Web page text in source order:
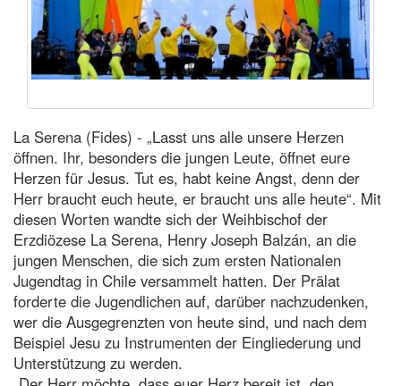
La Serena (Fides) - „Lasst uns alle unsere Herzen
öffnen. Ihr, besonders die jungen Leute, öffnet eure
Herzen für Jesus. Tut es, habt keine Angst, denn der
Herr braucht euch heute, er braucht uns alle heute“. Mit
diesen Worten wandte sich der Weihbischof der
Erzdiözese La Serena, Henry Joseph Balzán, an die
jungen Menschen, die sich zum ersten Nationalen
Jugendtag in Chile versammelt hatten. Der Prälat
forderte die Jugendlichen auf, darüber nachzudenken,
wer die Ausgegrenzten von heute sind, und nach dem
Beispiel Jesu zu Instrumenten der Eingliederung und
Unterstützung zu werden.